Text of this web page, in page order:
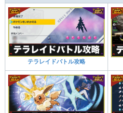
テラレイドバトル攻略